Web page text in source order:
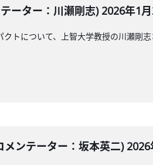
ーター：川瀬剛志) 2026年1
トについて、上智大学教授の川瀬剛
ンテーター：坂本英二)